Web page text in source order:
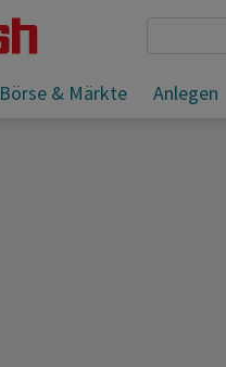
Börse & Märkte Anlegen
Birkin-Bags bescheren Hermès